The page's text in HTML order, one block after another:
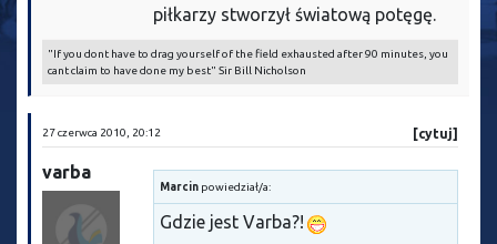
piłkarzy stworzył światową potęgę.
"If you dont have to drag yourself of the field exhausted after 90 minutes, you
cant claim to have done my best" Sir Bill Nicholson
27 czerwca 2010, 20:12 [cytuj]
varba
Marcin powiedział/a:
Gdzie jest Varba?!